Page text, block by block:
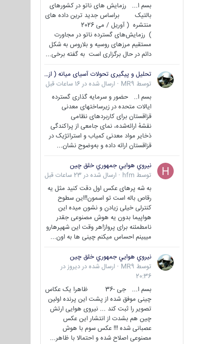
بسم ا... رزمایش های ناتو در کشورهای
بالتیک براساس جدید ترین داده های
منتشره ( آوریل / می 2026
) رزمایش‌های گسترده ناتو در مجاورت
مستقیم مرزهای روسیه و بلاروس به شکل
دائم در حال برگزاری است به گفته برخی...
تحلیل و پیگیری تحولات آسیای میانه ( ازبکستان، تاجیکستان، ترکمنستان، قزاقستان و قرقیزستان )
توسط MR9
· ارسال شده در 16 ساعات قبل
بسم ا.. حضور و سرمایه گذاری گسترده
ایالات متحده در زیرساختهای معدنی
قزاقستان برای کاربردهای نظامی
نقشهٔ ارائه‌شده، نمای جامعی از پراکندگی
ذخایر مواد معدنی کمیاب و استراتژیک در
قزاقستان ارائه داده و به‌وضوح نشان...
نيروي هوايي جمهوري خلق چين
توسط hfm
· ارسال شده در 23 ساعات قبل
به شه پرهای عکس اول دقت کنید مثل یه
رقاص باله است تو اسمون!!این سطوح
کنترلی خیلی زیادن و نشون میده این
هواپیما بدون یه هوش مصنوعی جقدر
نامطمئنه برای پرواز!هر وقت این شهپرهارو
میبینم احساس میکنم چینی ها به اون...
نيروي هوايي جمهوري خلق چين
توسط MR9
· ارسال شده در دیروز در
20:36
بسم ا... جی -36 ظاهرا یک عکاس
چینی موفق شده از پشت این پرنده اولین
تصویر را ثبت کند ... نیروی هوایی ارتش
چین هم بشدت از انتشار این عکس
عصبانی شده !!! عکس سوم با هوش
مصنوعی اصلاح شده و احتمالا با ظاهر...